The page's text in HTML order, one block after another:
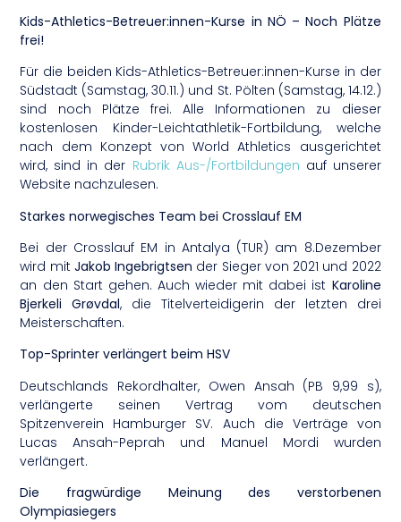
Kids-Athletics-Betreuer:innen-Kurse in NÖ – Noch Plätze
frei!
Für die beiden Kids-Athletics-Betreuer:innen-Kurse in der
Südstadt (Samstag, 30.11.) und St. Pölten (Samstag, 14.12.)
sind noch Plätze frei. Alle Informationen zu dieser
kostenlosen Kinder-Leichtathletik-Fortbildung, welche
nach dem Konzept von World Athletics ausgerichtet
wird, sind in der Rubrik Aus-/Fortbildungen auf unserer
Website nachzulesen.
Starkes norwegisches Team bei Crosslauf EM
Bei der Crosslauf EM in Antalya (TUR) am 8.Dezember
wird mit Jakob Ingebrigtsen der Sieger von 2021 und 2022
an den Start gehen. Auch wieder mit dabei ist Karoline
Bjerkeli Grøvdal, die Titelverteidigerin der letzten drei
Meisterschaften.
Top-Sprinter verlängert beim HSV
Deutschlands Rekordhalter, Owen Ansah (PB 9,99 s),
verlängerte seinen Vertrag vom deutschen
Spitzenverein Hamburger SV. Auch die Verträge von
Lucas Ansah-Peprah und Manuel Mordi wurden
verlängert.
Die fragwürdige Meinung des verstorbenen
Olympiasiegers